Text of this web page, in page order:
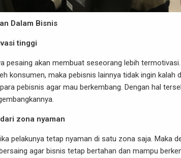
Dalam Bisnis
tinggi
pesaing akan membuat seseorang lebih
konsumen, maka pebisnis lainnya tidak ingin kalah
pebisnis agar mau berkembang. Dengan hal
zona nyaman
pelakunya tetap nyaman di satu zona saja. Maka
agar bisnis tetap bertahan dan mampu